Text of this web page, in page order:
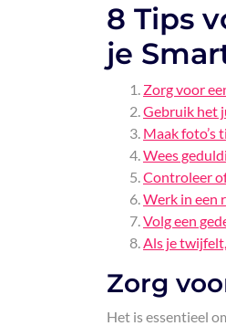
8 Tips
je
Zorg voor
Gebruik het
Maak foto’s
Wees
Controleer
Werk in een
Volg een
Als je
Zorg
Het is essentieel